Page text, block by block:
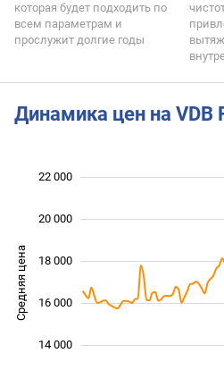
которая будет подходить по
всем параметрам и
прослужит долгие годы
Динамика цен на VDB
Средняя цена
14 000
16 000
18 000
20 000
22 000